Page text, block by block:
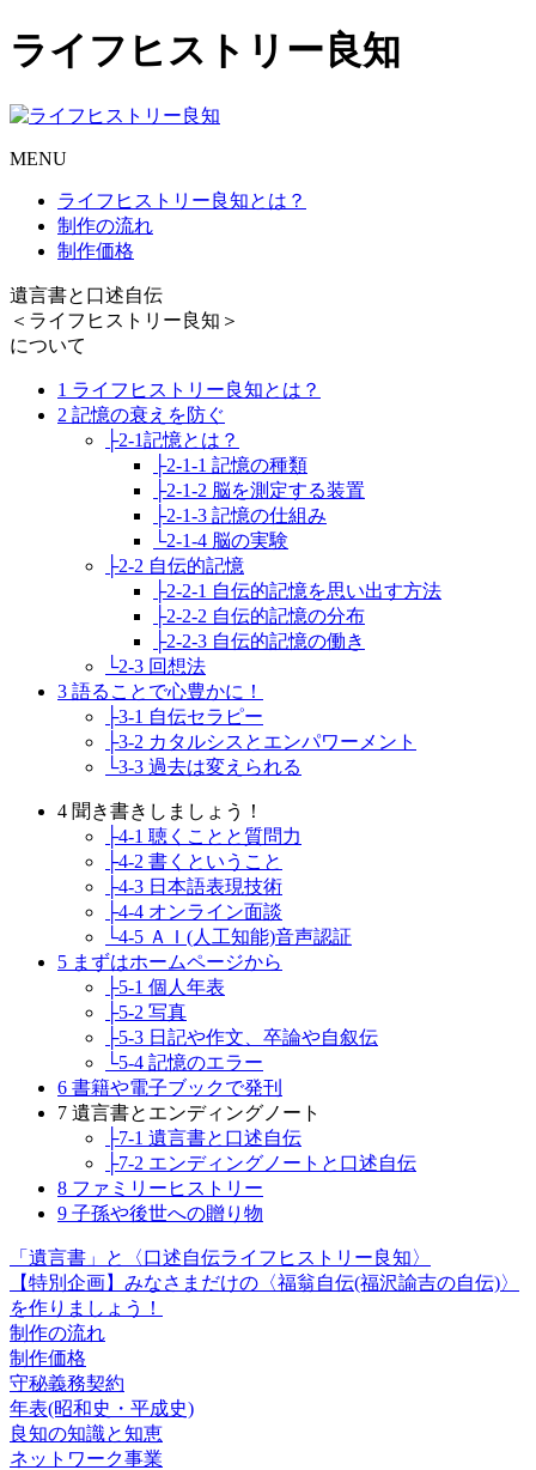
ライフヒストリー良知
MENU
ライフヒストリー良知とは？
制作の流れ
制作価格
遺言書と口述自伝
＜ライフヒストリー良知＞
について
1 ライフヒストリー良知とは？
2 記憶の衰えを防ぐ
├2-1記憶とは？
├2-1-1 記憶の種類
├2-1-2 脳を測定する装置
├2-1-3 記憶の仕組み
└2-1-4 脳の実験
├2-2 自伝的記憶
├2-2-1 自伝的記憶を思い出す方法
├2-2-2 自伝的記憶の分布
├2-2-3 自伝的記憶の働き
└2-3 回想法
3 語ることで心豊かに！
├3-1 自伝セラピー
├3-2 カタルシスとエンパワーメント
└3-3 過去は変えられる
4 聞き書きしましょう！
├4-1 聴くことと質問力
├4-2 書くということ
├4-3 日本語表現技術
├4-4 オンライン面談
└4-5 ＡＩ(人工知能)音声認証
5 まずはホームページから
├5-1 個人年表
├5-2 写真
├5-3 日記や作文、卒論や自叙伝
└5-4 記憶のエラー
6 書籍や電子ブックで発刊
7 遺言書とエンディングノート
├7-1 遺言書と口述自伝
├7-2 エンディングノートと口述自伝
8 ファミリーヒストリー
9 子孫や後世への贈り物
「遺言書」と〈口述自伝ライフヒストリー良知〉
【特別企画】みなさまだけの〈福翁自伝(福沢諭吉の自伝)〉
を作りましょう！
制作の流れ
制作価格
守秘義務契約
年表(昭和史・平成史)
良知の知識と知恵
ネットワーク事業